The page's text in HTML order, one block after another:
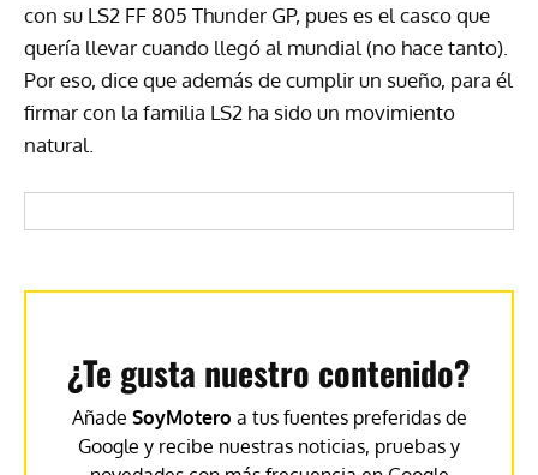
con su LS2 FF 805 Thunder GP, pues es el casco que
quería llevar cuando llegó al mundial (no hace tanto).
Por eso, dice que además de cumplir un sueño, para él
firmar con la familia LS2 ha sido un movimiento
natural.
¿Te gusta nuestro contenido?
Añade SoyMotero a tus fuentes preferidas de
Google y recibe nuestras noticias, pruebas y